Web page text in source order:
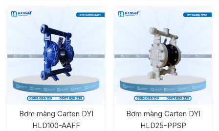
Bơm màng Carten DYI
HLD100-AAFF
Bơm màng Carten DYI
HLD25-PPSP